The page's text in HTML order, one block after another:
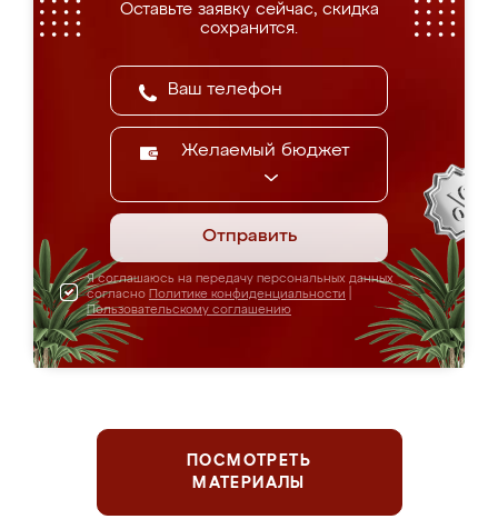
Оставьте заявку сейчас, скидка
сохранится.
Желаемый бюджет
Отправить
Я соглашаюсь на передачу персональных данных
согласно Политике конфиденциальности
Пользовательскому соглашению
ПОСМОТРЕТЬ
МАТЕРИАЛЫ